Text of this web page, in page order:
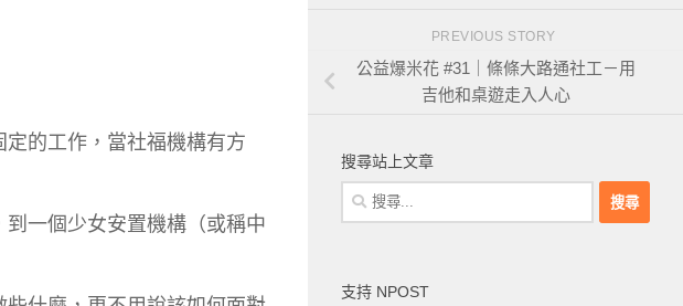
的工作，當社福機構有方
一個少女安置機構（或稱中
PREVIOUS STORY
公益爆米花 #31｜條條大路通社工－用
吉他和桌遊走入人心
搜尋站上文章
搜
尋
字:
支持 NPOST